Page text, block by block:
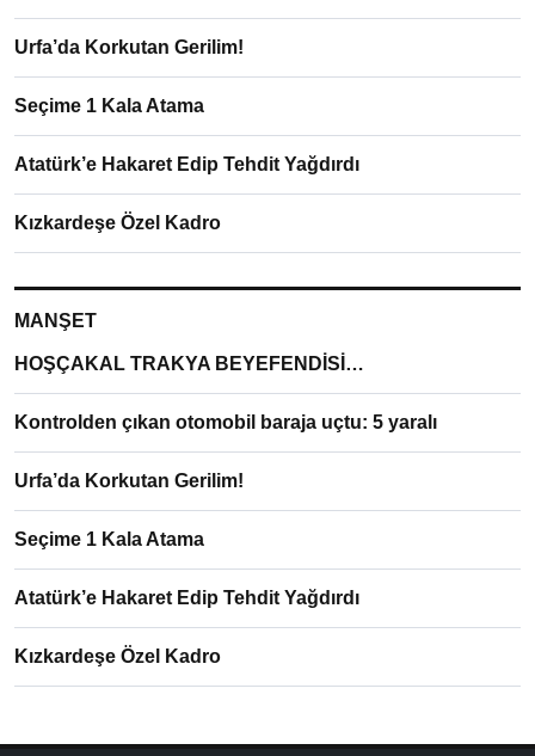
Urfa’da Korkutan Gerilim!
Seçime 1 Kala Atama
Atatürk’e Hakaret Edip Tehdit Yağdırdı
Kızkardeşe Özel Kadro
MANŞET
HOŞÇAKAL TRAKYA BEYEFENDİSİ…
Kontrolden çıkan otomobil baraja uçtu: 5 yaralı
Urfa’da Korkutan Gerilim!
Seçime 1 Kala Atama
Atatürk’e Hakaret Edip Tehdit Yağdırdı
Kızkardeşe Özel Kadro